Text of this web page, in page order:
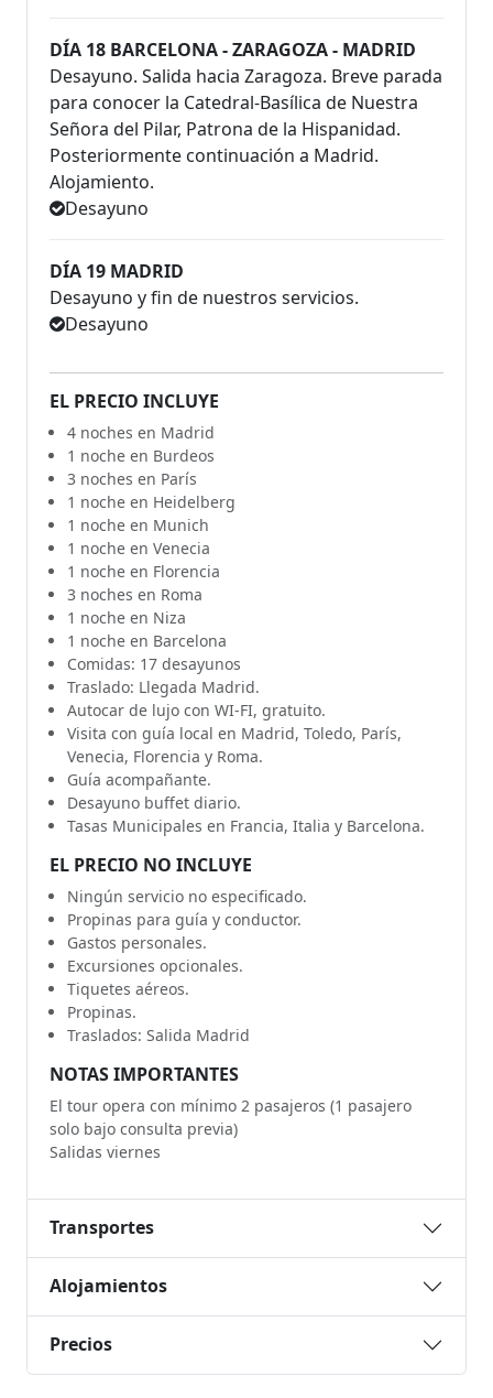
DÍA 18 BARCELONA - ZARAGOZA - MADRID
Desayuno. Salida hacia Zaragoza. Breve parada
para conocer la Catedral-Basílica de Nuestra
Señora del Pilar, Patrona de la Hispanidad.
Posteriormente continuación a Madrid.
Alojamiento.
Desayuno
DÍA 19 MADRID
Desayuno y fin de nuestros servicios.
Desayuno
EL PRECIO INCLUYE
4 noches en Madrid
1 noche en Burdeos
3 noches en París
1 noche en Heidelberg
1 noche en Munich
1 noche en Venecia
1 noche en Florencia
3 noches en Roma
1 noche en Niza
1 noche en Barcelona
Comidas: 17 desayunos
Traslado: Llegada Madrid.
Autocar de lujo con WI-FI, gratuito.
Visita con guía local en Madrid, Toledo, París,
Venecia, Florencia y Roma.
Guía acompañante.
Desayuno buffet diario.
Tasas Municipales en Francia, Italia y Barcelona.
EL PRECIO NO INCLUYE
Ningún servicio no especificado.
Propinas para guía y conductor.
Gastos personales.
Excursiones opcionales.
Tiquetes aéreos.
Propinas.
Traslados: Salida Madrid
NOTAS IMPORTANTES
El tour opera con mínimo 2 pasajeros (1 pasajero
solo bajo consulta previa)
Salidas viernes
Transportes
Alojamientos
Precios